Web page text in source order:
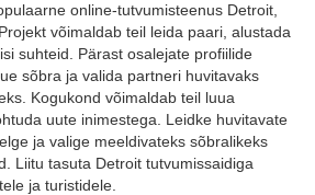
online-tutvumisteenus Detroit,
võimaldab teil leida paari, alustada
suhteid. Pärast osalejate profiilide
sõbra ja valida partneri huvitavaks
Kogukond võimaldab teil luua
uute inimestega. Leidke huvitavate
ja valige meeldivateks sõbralikeks
Liitu tasuta Detroit tutvumissaidiga
ja turistidele.